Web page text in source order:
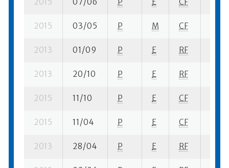
2015 03/05 P M CF
2013 01/09 P E RF
2013 20/10 P E RF
2015 11/10 P E CF
2015 11/04 P E CF
2013 28/04 P E RF